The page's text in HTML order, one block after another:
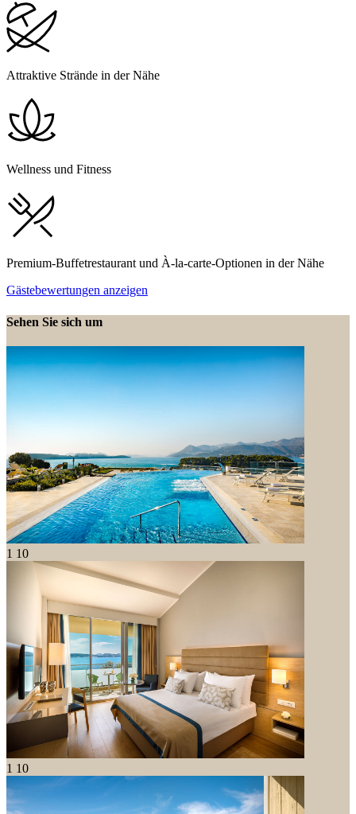
Attraktive Strände in der Nähe
Wellness und Fitness
Premium-Buffetrestaurant und À-la-carte-Optionen in der Nähe
Gästebewertungen anzeigen
Sehen Sie sich um
1 10
1 10